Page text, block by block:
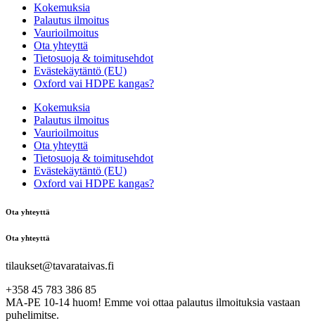
Kokemuksia
Palautus ilmoitus
Vaurioilmoitus
Ota yhteyttä
Tietosuoja & toimitusehdot
Evästekäytäntö (EU)
Oxford vai HDPE kangas?
Kokemuksia
Palautus ilmoitus
Vaurioilmoitus
Ota yhteyttä
Tietosuoja & toimitusehdot
Evästekäytäntö (EU)
Oxford vai HDPE kangas?
Ota yhteyttä
Ota yhteyttä
tilaukset@tavarataivas.fi
+358 45 783 386 85
MA-PE 10-14 huom! Emme voi ottaa palautus ilmoituksia vastaan
puhelimitse.